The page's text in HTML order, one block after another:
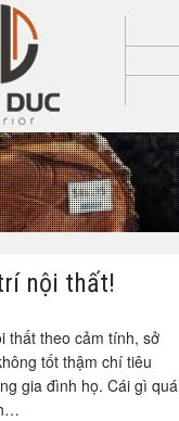
nội thất!
thất theo cảm tính, sở
tốt thậm chí tiêu
gia đình họ. Cái gì quá